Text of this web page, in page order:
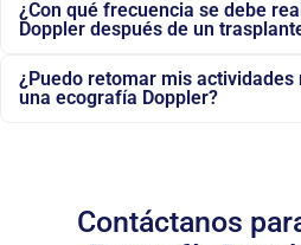
¿Con qué frecuencia se debe
Doppler después de un
¿Puedo retomar mis
una ecografía Doppler?
Contáctanos